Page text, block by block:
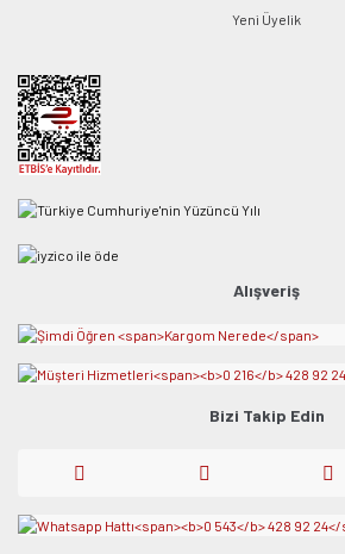
Yeni Üyelik
Alışveriş
Bizi Takip Edin